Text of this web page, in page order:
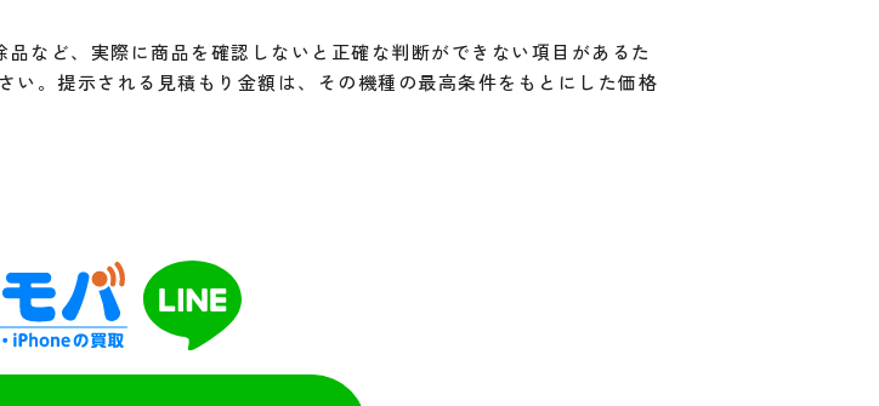
など、実際に商品を確認しないと正確な判断ができない項目があるた
。提示される見積もり金額は、その機種の最高条件をもとにした価格